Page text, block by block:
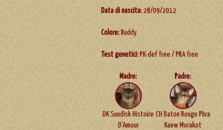
Data di nascita:28/09/2012
Colore:Ruddy
Test genetici:PK-def free / PRA free
Madre:
DK Sundisk Histoire
D'Amour
Padre:
CH Baton Rouge Phra
Kaew Morakot